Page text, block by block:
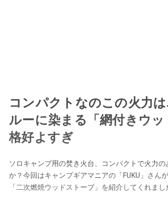
コンパクトなのこの火力
ルーに染まる「網付きウ
格好よすぎ
ソロキャンプ用の焚き火台、コンパクトで火力
か？今回はキャンプギアマニアの「FUKU」さん
「二次燃焼ウッドストーブ」を紹介してくれまし